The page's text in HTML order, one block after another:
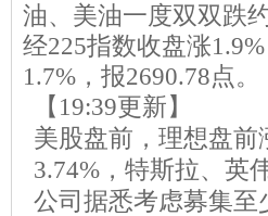
油、美油一度双双跌
经225指数收盘涨
1.7%，报2690.78点。
【19:39更新】
美股盘前，理想盘前
3.74%，特斯拉、英
公司据悉考虑募集至